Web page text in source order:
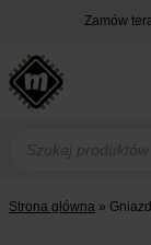
treści
Zamów
produktów
Strona główna »